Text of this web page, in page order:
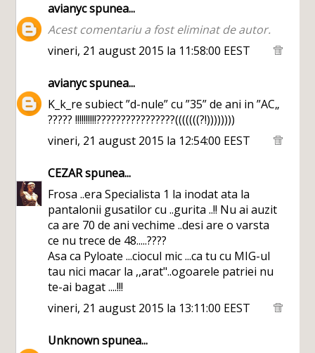
avianycspunea...
Acest comentariu a fost eliminat de autor.
vineri, 21 august 2015 la 11:58:00 EEST
avianycspunea...
K_k_re subiect ”d-nule” cu ”35” de ani in ”AC„
????? !!!!!!!!!!????????????????(((((((?!))))))))
vineri, 21 august 2015 la 12:54:00 EEST
CEZARspunea...
Frosa ..era Specialista 1 la inodat ata la
pantalonii gusatilor cu ..gurita ..!! Nu ai auzit
ca are 70 de ani vechime ..desi are o varsta
ce nu trece de 48.....????
Asa ca Pyloate ...ciocul mic ...ca tu cu MIG-ul
tau nici macar la ,,arat"..ogoarele patriei nu
te-ai bagat ....!!!
vineri, 21 august 2015 la 13:11:00 EEST
Unknownspunea...